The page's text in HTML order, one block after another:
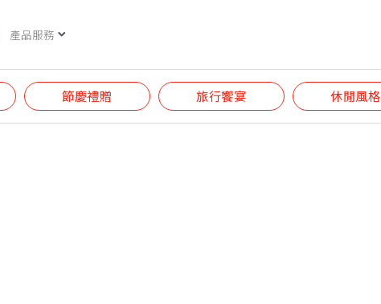
產品服務
節慶禮贈 旅行饗宴 休閒風格